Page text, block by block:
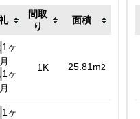
間取
り
面積
1ヶ
月
1ヶ
月
1K 25.81m2
1ヶ